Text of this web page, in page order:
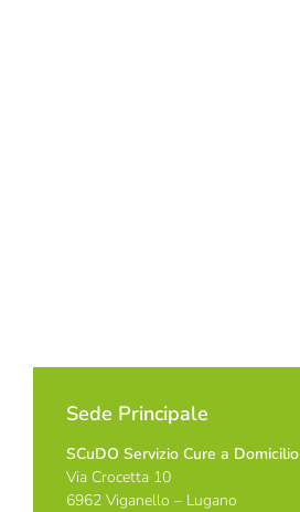
Sede Principale
SCuDO Servizio Cure a Domicilio
Via Crocetta 10
6962 Viganello – Lugano